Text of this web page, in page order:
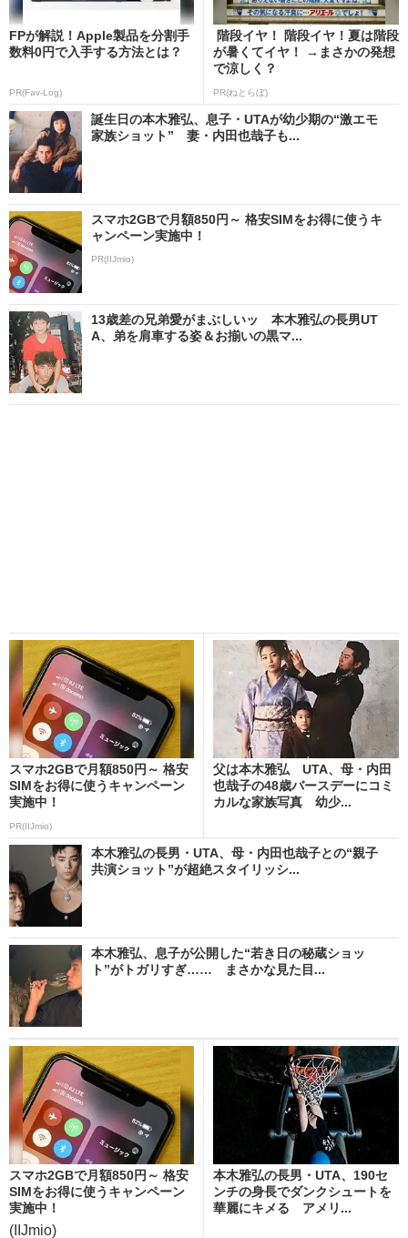
FPが解説！Apple製品を分割手
数料0円で入手する方法とは？
PR(Fav-Log)
階段イヤ！ 階段イヤ！夏は階段
が暑くてイヤ！ →まさかの発想
で涼しく？
PR(ねとらぼ)
誕生日の本木雅弘、息子・UTAが幼少期の“激エモ
家族ショット” 妻・内田也哉子も...
スマホ2GBで月額850円～ 格安SIMをお得に使うキ
ャンペーン実施中！
PR(IIJmio)
13歳差の兄弟愛がまぶしいッ 本木雅弘の長男UT
A、弟を肩車する姿＆お揃いの黒マ...
スマホ2GBで月額850円～ 格安
SIMをお得に使うキャンペーン
実施中！
PR(IIJmio)
父は本木雅弘 UTA、母・内田
也哉子の48歳バースデーにコミ
カルな家族写真 幼少...
本木雅弘の長男・UTA、母・内田也哉子との“親子
共演ショット”が超絶スタイリッシ...
本木雅弘、息子が公開した“若き日の秘蔵ショッ
ト”がトガリすぎ…… まさかな見た目...
スマホ2GBで月額850円～ 格安
SIMをお得に使うキャンペーン
実施中！
(IIJmio)
本木雅弘の長男・UTA、190セ
ンチの身長でダンクシュートを
華麗にキメる アメリ...